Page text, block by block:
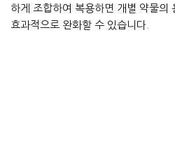
하게 조합하여 복용하면 개별 약물의
효과적으로 완화할 수 있습니다.